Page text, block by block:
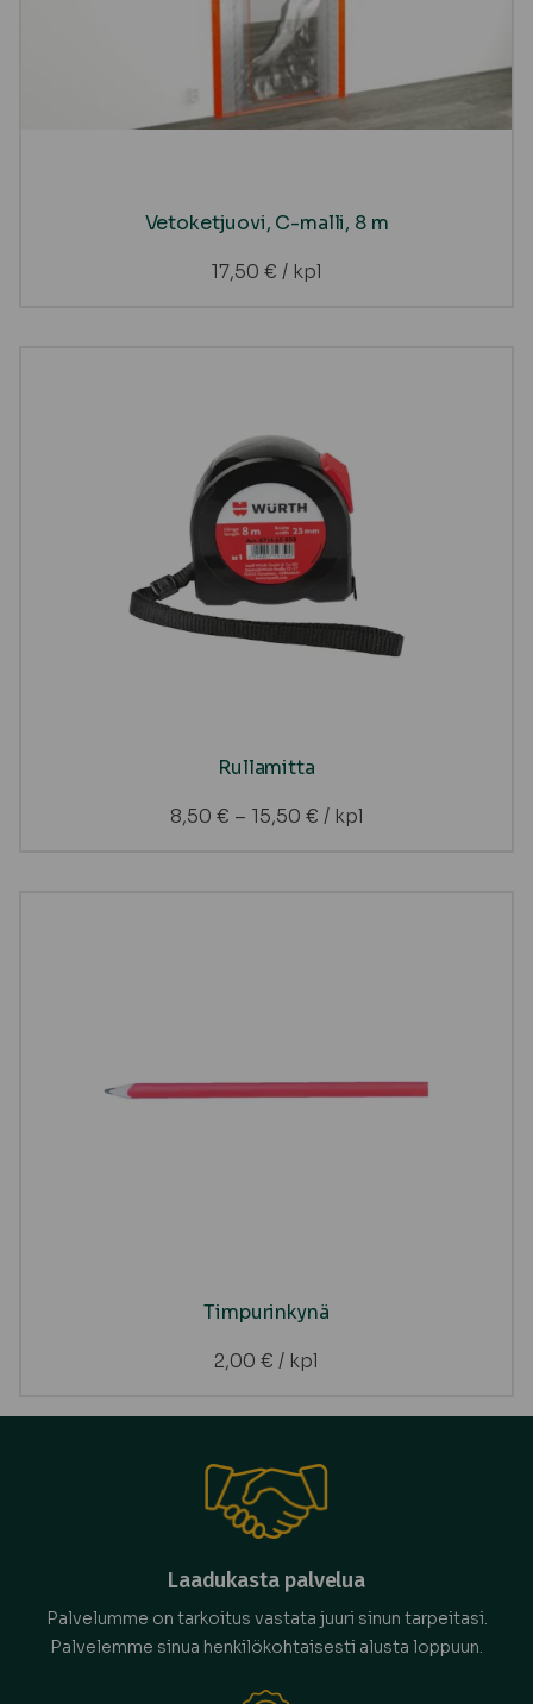
Vetoketjuovi, C-malli, 8 m
17,50 € / kpl
Rullamitta
8,50 € – 15,50 € / kpl
Timpurinkynä
2,00 € / kpl
Laadukasta palvelua
Palvelumme on tarkoitus vastata juuri sinun tarpeitasi.
Palvelemme sinua henkilökohtaisesti alusta loppuun.